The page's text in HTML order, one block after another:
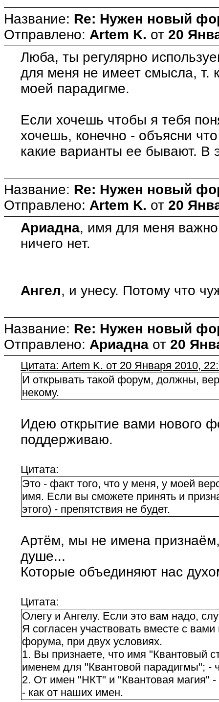
Название: Re: Нужен новый
Отправлено: Artem K. от 20
Люба, ты регулярно
для меня не имеет смысла, т.
моей парадигме.
Если хочешь чтобы я тебя
хочешь, конечно - объясни
какие варианты ее бывают. В
Название: Re: Нужен новый
Отправлено: Artem K. от 20
Ариадна, имя для меня
ничего нет.
Ангел, и унесу. Потому что
Название: Re: Нужен новый
Отправлено: Ариадна от 20
Цитата: Artem K. от 20 Января 2010,
И открывать такой форум, должны,
некому.
Идею открытие вами нового
поддерживаю.
Цитата:
Это - факт того, что у меня, у моей
имя. Если вы сможете принять и
этого) - препятствия не будет.
Артём, мы не имена
душе...
Которые объединяют нас
Цитата:
Олегу и Ангелу. Если это вам надо,
Я согласен участвовать вместе с
форума, при двух условиях.
1. Вы признаете, что имя "Квантовый
именем для "Квантовой парадигмы"; -
2. От имен "НКТ" и "Квантовая магия"
- как от наших имен.